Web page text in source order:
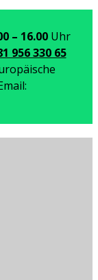
– 16.00Uhr
956 330 65